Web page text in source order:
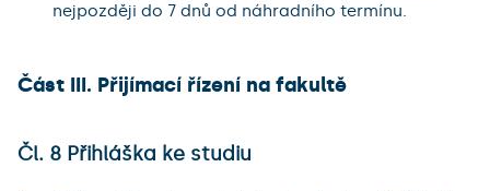
nejpozději do 7 dnů od náhradního termínu.
Část III. Přijímací řízení na fakultě
Čl. 8 Přihláška ke studiu